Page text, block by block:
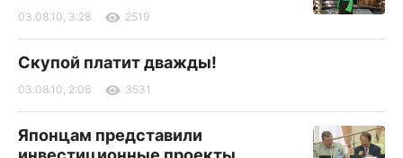
03.08.10, 3:28 2519
Скупой платит дважды!
03.08.10, 2:06 3531
Японцам представили